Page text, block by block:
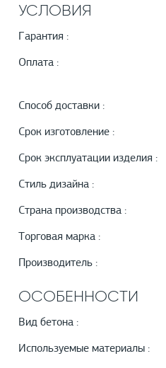
УСЛОВИЯ
Гарантия :
Оплата :
Способ доставки :
Срок изготовление :
Срок эксплуатации изделия :
Стиль дизайна :
Страна производства :
Торговая марка :
Производитель :
ОСОБЕННОСТИ
Вид бетона :
Используемые материалы :